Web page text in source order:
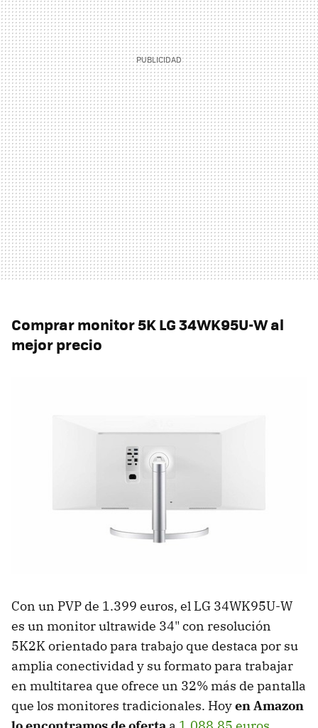
Comprar monitor 5K LG 34WK95U-W al
mejor precio
Con un PVP de 1.399 euros, el LG 34WK95U-W
es un monitor ultrawide 34" con resolución
5K2K orientado para trabajo que destaca por su
amplia conectividad y su formato para trabajar
en multitarea que ofrece un 32% más de pantalla
que los monitores tradicionales. Hoyen Amazon